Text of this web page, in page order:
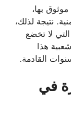
بها،
نتيجة لذلك،
لا تخضع
هذا
القادمة.
في